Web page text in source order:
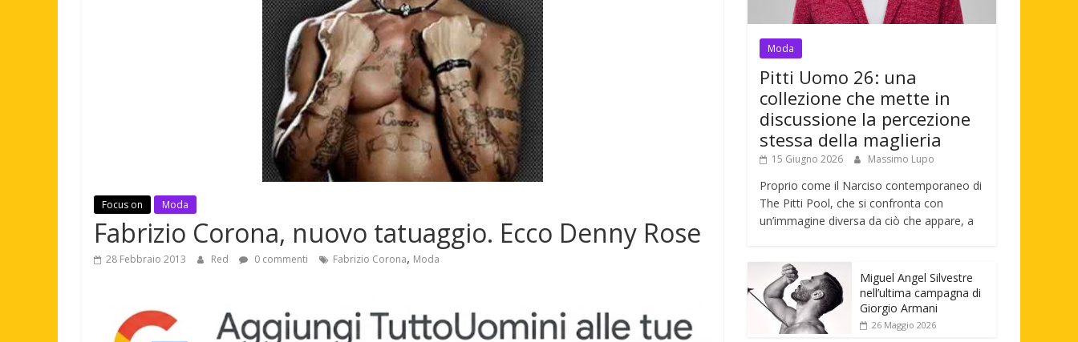
Focus on Moda
Fabrizio Corona, nuovo tatuaggio. Ecco Denny Rose
28 Febbraio 2013 Red 0 commenti Fabrizio Corona, Moda
Moda
Pitti Uomo 26: una
collezione che mette in
discussione la percezione
stessa della maglieria
15 Giugno 2026 Massimo Lupo
Proprio come il Narciso contemporaneo di
The Pitti Pool, che si confronta con
un’immagine diversa da ciò che appare, a
Miguel Angel Silvestre
nell’ultima campagna di
Giorgio Armani
26 Maggio 2026